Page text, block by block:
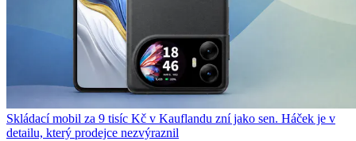
Skládací mobil za 9 tisíc Kč v Kauflandu zní jako sen. Háček je v
detailu, který prodejce nezvýraznil